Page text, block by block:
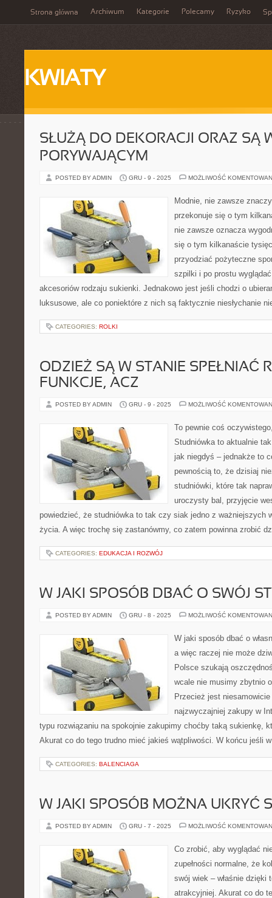
Strona główna Archiwum Kategorie Polecamy Ryzyko
KWIATY
SŁUŻĄ DO DEKORACJI ORAZ SĄ
PORYWAJĄCYM
POSTED BY ADMIN GRU - 9 - 2025 MOŻLIWOŚĆ
Modnie, nie zawsze
przekonuje się o tym
nie zawsze oznacza
się o tym kilkanaście
przyodziać pożyteczne
szpilki i po prostu
akcesoriów rodzaju sukienki. Jednakowo jest jeśli chodzi o
luksusowe, ale co poniektóre z nich są faktycznie niesłychanie
CATEGORIES: ROLKI
ODZIEŻ SĄ W STANIE SPEŁNIAĆ
FUNKCJE, ACZ
POSTED BY ADMIN GRU - 9 - 2025 MOŻLIWOŚĆ
To pewnie coś
Studniówka to aktualnie
jak niegdyś – jednakże to
pewnością to, że dzisiaj
studniówki, które tak
uroczysty bal, przyjęcie
powiedzieć, że studniówka to tak czy siak jedno z ważniejszych
życia. A więc trochę się zastanówmy, co zatem powinna zrobić
CATEGORIES: EDUKACJA I ROZWÓJ
W JAKI SPOSÓB DBAĆ O SWÓJ
POSTED BY ADMIN GRU - 8 - 2025 MOŻLIWOŚĆ
W jaki sposób dbać o
a więc raczej nie może
Polsce szukają
wcale nie musimy zbytnio
Przecież jest
najzwyczajniej zakupy w
typu rozwiązaniu na spokojnie zakupimy choćby taką sukienkę,
Akurat co do tego trudno mieć jakieś wątpliwości. W końcu jeśli
CATEGORIES: BALENCIAGA
W JAKI SPOSÓB MOŻNA UKRYĆ
POSTED BY ADMIN GRU - 7 - 2025 MOŻLIWOŚĆ
Co zrobić, aby wyglądać
zupełności normalne, że
swój wiek – właśnie dzięki
atrakcyjniej. Akurat co do